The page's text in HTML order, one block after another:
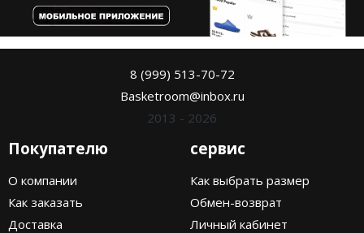
8 (999) 513-70-72
Basketroom@inbox.ru
2013 - 2026
Покупателю
О компании
Как заказать
Доставка
сервис
Как выбрать размер
Обмен-возврат
Личный кабинет